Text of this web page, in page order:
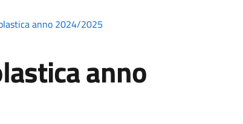
anno 2024/2025
anno